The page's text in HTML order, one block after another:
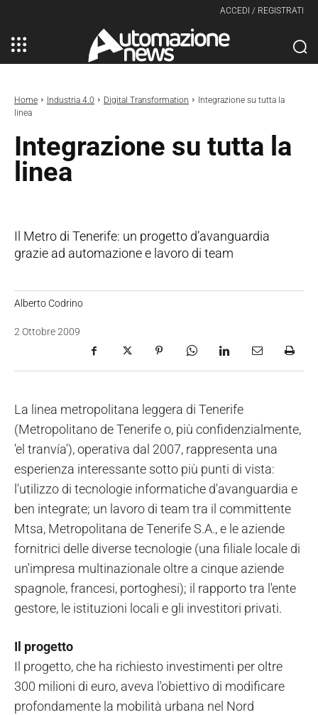
ACCEDI / REGISTRATI
Home Industria 4.0 Digital Transformation
Integrazione su tutta la
linea
Integrazione su tutta la
linea
Il Metro di Tenerife: un progetto d’avanguardia
grazie ad automazione e lavoro di team
Alberto Codrino
2 Ottobre 2009
La linea metropolitana leggera di Tenerife
(Metropolitano de Tenerife o, più confidenzialmente,
'el tranvía'), operativa dal 2007, rappresenta una
esperienza interessante sotto più punti di vista:
l'utilizzo di tecnologie informatiche d'avanguardia e
ben integrate; un lavoro di team tra il committente
Mtsa, Metropolitana de Tenerife S.A., e le aziende
fornitrici delle diverse tecnologie (una filiale locale di
un'impresa multinazionale oltre a cinque aziende
spagnole, francesi, portoghesi); il rapporto tra l'ente
gestore, le istituzioni locali e gli investitori privati.
Il progetto
Il progetto, che ha richiesto investimenti per oltre
300 milioni di euro, aveva l'obiettivo di modificare
profondamente la mobilità urbana nel Nord